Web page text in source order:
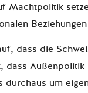
Machtpolitik
dass die
dass Außenpolitik
durchaus um